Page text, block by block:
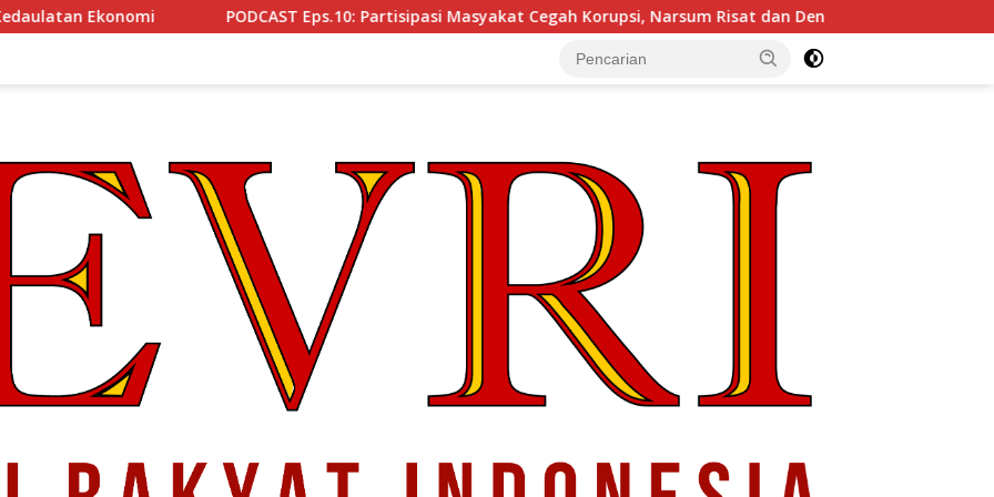
PODCAST Eps.10: Partisipasi Masyakat Cegah Korupsi, Narsum Risat dan Denny Susanto.SH